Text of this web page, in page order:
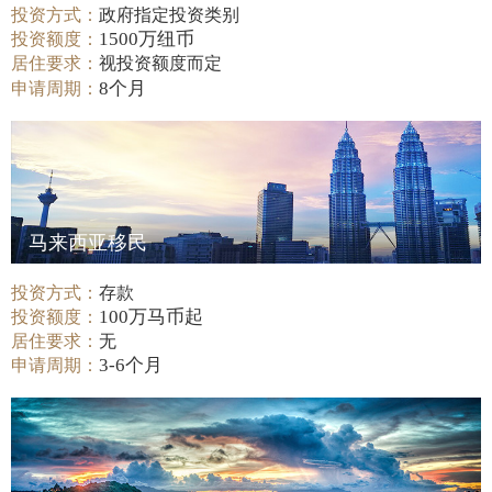
投资方式：政府指定投资类别
投资额度： 1500万纽币
居住要求：视投资额度而定
申请周期：8个月
马来西亚移民
投资方式：存款
投资额度： 100万马币起
居住要求：无
申请周期：3-6个月